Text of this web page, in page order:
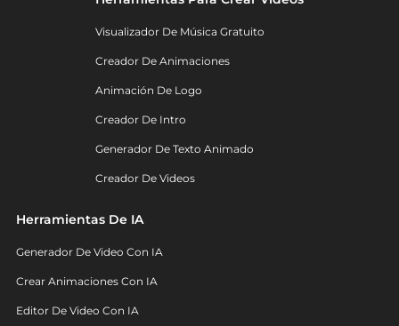
Visualizador De Música Gratuito
Creador De Animaciones
Animación De Logo
Creador De Intro
Generador De Texto Animado
Creador De Videos
Herramientas De IA
Generador De Video Con IA
Crear Animaciones Con IA
Editor De Video Con IA